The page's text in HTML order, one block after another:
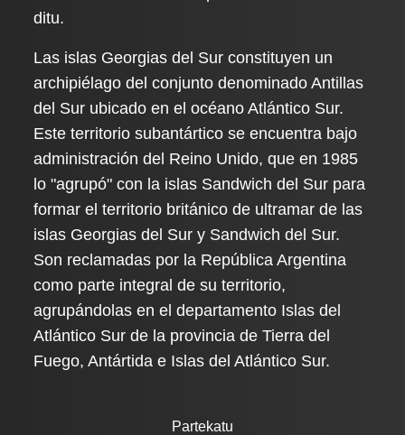
ditu.
Las islas Georgias del Sur constituyen un
archipiélago del conjunto denominado Antillas
del Sur ubicado en el océano Atlántico Sur.
Este territorio subantártico se encuentra bajo
administración del Reino Unido, que en 1985
lo "agrupó" con la islas Sandwich del Sur para
formar el territorio británico de ultramar de las
islas Georgias del Sur y Sandwich del Sur.
Son reclamadas por la República Argentina
como parte integral de su territorio,
agrupándolas en el departamento Islas del
Atlántico Sur de la provincia de Tierra del
Fuego, Antártida e Islas del Atlántico Sur.
Partekatu